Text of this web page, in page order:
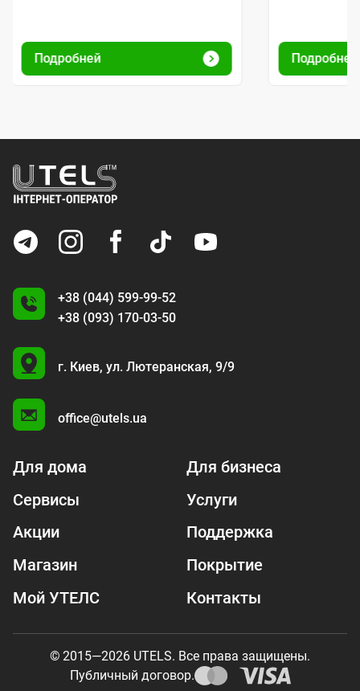
Подробней Подробней
+38 (044) 599-99-52
+38 (093) 170-03-50
U
г. Киев, ул. Лютеранская, 9/9
office@utels.ua
Для дома
Для бизнеса
Сервисы
Услуги
Акции
Поддержка
Магазин
Покрытие
Мой УТЕЛС
Контакты
© 2015—2026 UTELS. Все права защищены.
Публичный договор.